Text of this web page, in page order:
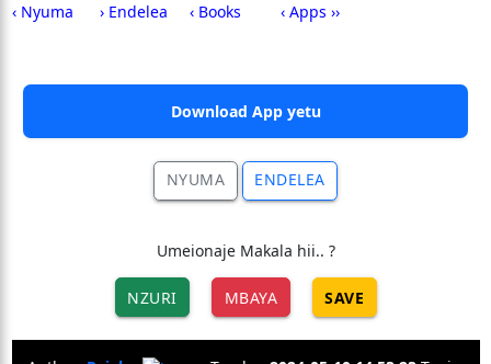
‹ Nyuma › Endelea ‹ Books ‹ Apps ››
Download App yetu
NYUMA ENDELEA
Umeionaje Makala hii.. ?
NZURI MBAYA SAVE